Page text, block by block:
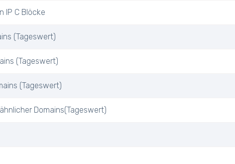
IP C Blöcke
(Tageswert)
(Tageswert)
(Tageswert)
Domains(Tageswert)